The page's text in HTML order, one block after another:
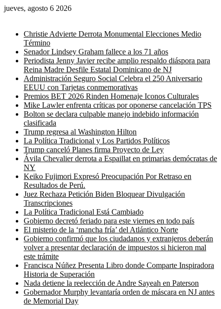
jueves, agosto 6 2026
Christie Advierte Derrota Monumental Elecciones Medio
Término
Senador Lindsey Graham fallece a los 71 años
Periodista Jenny Javier recibe amplio respaldo diáspora para
Reina Madre Desfile Estatal Dominicano de NJ
Administración Seguro Social Celebra el 250 Aniversario
EEUU con Tarjetas conmemorativas
Premios BET 2026 Rinden Homenaje Iconos Culturales
Mike Lawler enfrenta críticas por oponerse cancelación TPS
Bolton se declara culpable manejo indebido información
clasificada
Trump regresa al Washington Hilton
La Política Tradicional y Los Partidos Políticos
Trump canceló Planes firma Proyecto de Ley
Ávila Chevalier derrota a Espaillat en primarias demócratas de
NY
Keiko Fujimori Expresó Preocupación Por Retraso en
Resultados de Perú.
Juez Rechaza Petición Biden Bloquear Divulgación
Transcripciones
La Política Tradicional Está Cambiado
Gobierno decretó feriado para este viernes en todo país
El misterio de la ‘mancha fría’ del Atlántico Norte
Gobierno confirmó que los ciudadanos y extranjeros deberán
volver a presentar declaración de impuestos si hicieron mal
este trámite
Francisca Núñez Presenta Libro donde Comparte Inspiradora
Historia de Superación
Nada detiene la reelección de Andre Sayeah en Paterson
Gobernador Murphy levantaría orden de máscara en NJ antes
de Memorial Day